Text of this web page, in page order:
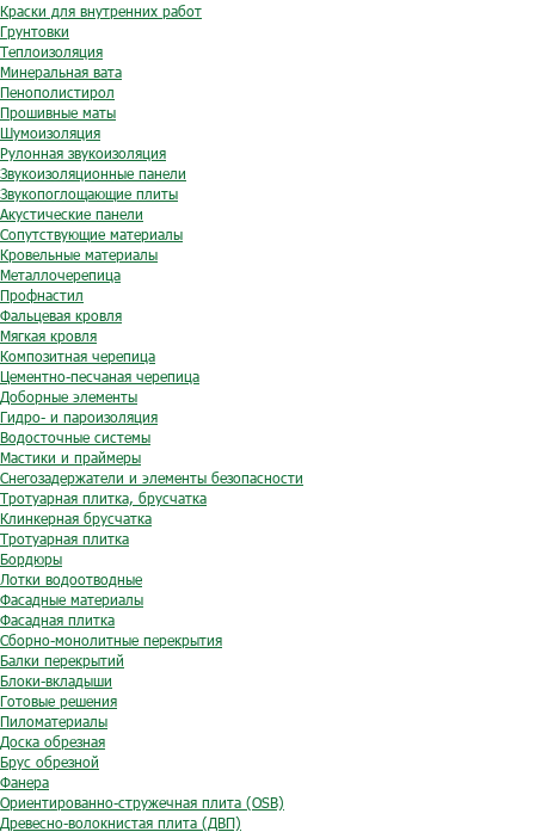
Краски для внутренних работ
Грунтовки
Теплоизоляция
Минеральная вата
Пенополистирол
Прошивные маты
Шумоизоляция
Рулонная звукоизоляция
Звукоизоляционные панели
Звукопоглощающие плиты
Акустические панели
Сопутствующие материалы
Кровельные материалы
Металлочерепица
Профнастил
Фальцевая кровля
Мягкая кровля
Композитная черепица
Цементно-песчаная черепица
Доборные элементы
Гидро- и пароизоляция
Водосточные системы
Мастики и праймеры
Снегозадержатели и элементы безопасности
Тротуарная плитка, брусчатка
Клинкерная брусчатка
Тротуарная плитка
Бордюры
Лотки водоотводные
Фасадные материалы
Фасадная плитка
Сборно-монолитные перекрытия
Балки перекрытий
Блоки-вкладыши
Готовые решения
Пиломатериалы
Доска обрезная
Брус обрезной
Фанера
Ориентированно-стружечная плита (OSB)
Древесно-волокнистая плита (ДВП)